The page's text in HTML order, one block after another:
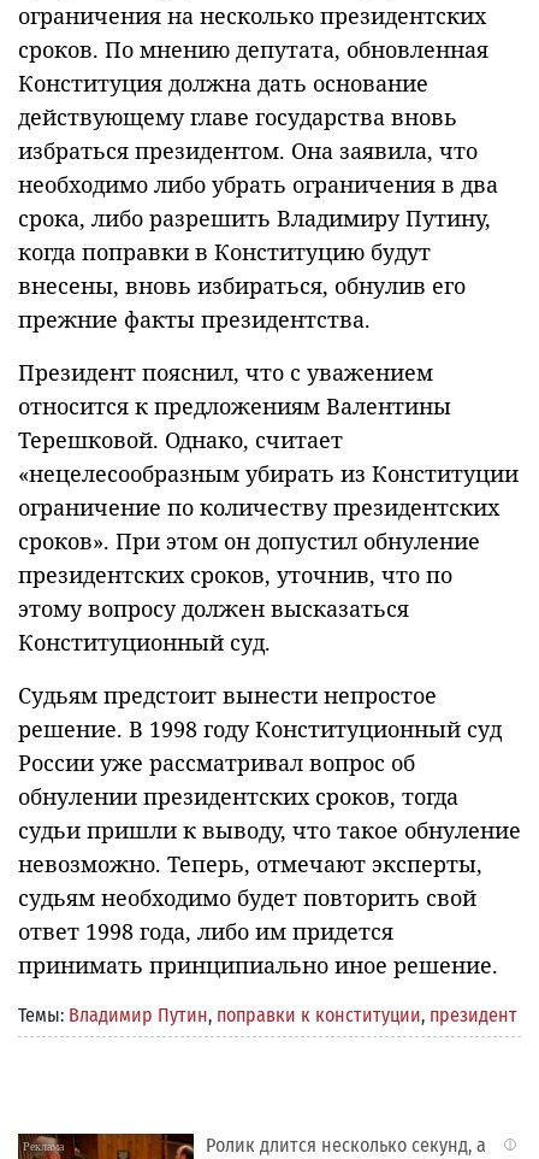
ограничения на несколько президентских
сроков. По мнению депутата, обновленная
Конституция должна дать основание
действующему главе государства вновь
избраться президентом. Она заявила, что
необходимо либо убрать ограничения в два
срока, либо разрешить Владимиру Путину,
когда поправки в Конституцию будут
внесены, вновь избираться, обнулив его
прежние факты президентства.
Президент пояснил, что с уважением
относится к предложениям Валентины
Терешковой. Однако, считает
«нецелесообразным убирать из Конституции
ограничение по количеству президентских
сроков». При этом он допустил обнуление
президентских сроков, уточнив, что по
этому вопросу должен высказаться
Конституционный суд.
Судьям предстоит вынести непростое
решение. В 1998 году Конституционный суд
России уже рассматривал вопрос об
обнулении президентских сроков, тогда
судьи пришли к выводу, что такое обнуление
невозможно. Теперь, отмечают эксперты,
судьям необходимо будет повторить свой
ответ 1998 года, либо им придется
принимать принципиально иное решение.
Темы: Владимир Путин, поправки к конституции, президент
i
Ролик длится несколько секунд, а